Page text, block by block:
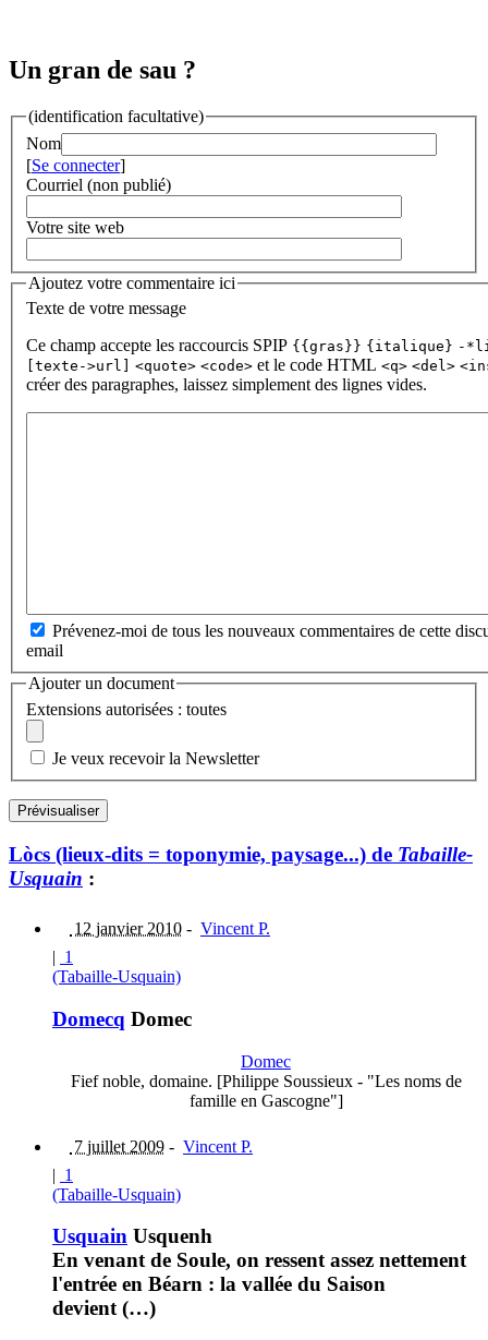
Un gran de sau ?
(identification facultative)
Nom
[Se connecter]
Courriel (non publié)
Votre site web
Ajoutez votre commentaire ici
Texte de votre message
Ce champ accepte les raccourcis SPIP {{gras}} {italique} -
[texte->url]
<quote> <code> et le code HTML <q> <del>
créer des paragraphes, laissez simplement des lignes vides.
Prévenez-moi de tous les nouveaux commentaires de cette
email
Ajouter un document
Extensions autorisées : toutes
Je veux recevoir la Newsletter
Lòcs (lieux-dits = toponymie, paysage...) de Tabaille-
Usquain :
12 janvier 2010 - Vincent P.
| 1
(Tabaille-Usquain)
Domecq Domec
Domec
Fief noble, domaine. [Philippe Soussieux - "Les noms de
famille en Gascogne"]
7 juillet 2009 - Vincent P.
| 1
(Tabaille-Usquain)
Usquain Usquenh
En venant de Soule, on ressent assez nettement
l'entrée en Béarn : la vallée du Saison
devient (…)